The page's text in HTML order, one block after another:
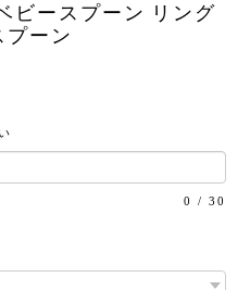
ビースプーン リング
プーン
0 / 30